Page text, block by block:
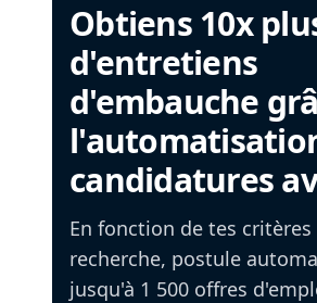
Obtiens 10x
d'entretiens
d'embauche
candidatures
En fonction de tes critères
recherche, postule
jusqu'à 1 500 offres